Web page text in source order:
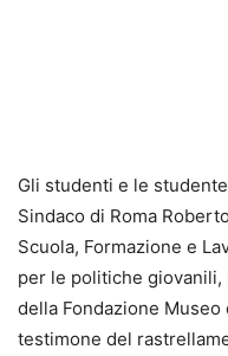
Gli studenti e le
Sindaco di Roma
Scuola, Formazione e
per le politiche
della Fondazione Museo
testimone del